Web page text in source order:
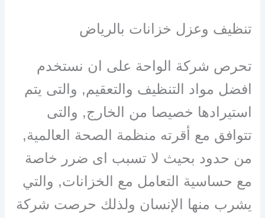
تنظيف وعزل خزانات بالرياض
تحرص شركة الواحة على ان نستخدم
افضل مواد التنظيف والتعقيم, والتى يتم
استيرادها خصيصا من الخارج, والتى
تتوافق مع أقرته منظمة الصحة العالمية,
من حدود بحيث لا تسبب اى ضرر خاصة
مع حساسية التعامل مع الخزانات, والتي
يشرب منها الإنسان ولذلك حرصت شركة